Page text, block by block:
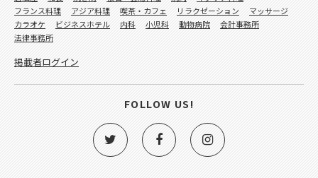
フランス料理
アジア料理 喫茶・カフェ リラクゼーション
マッサージ
カラオケ
ビジネスホテル 内科 小児科 動物病院
会計事務所
法律事務所
掲載者ログイン
FOLLOW US!